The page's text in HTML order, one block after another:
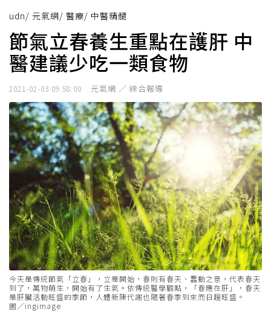
udn/ 元氣網/ 醫療/ 中醫精髓
節氣立春養生重點在護肝 中
醫建議少吃一類食物
2021-02-03 09:58:00 元氣網 ／ 綜合報導
今天是傳統節氣「立春」，立是開始，春則有春天、蠢動之意，代表春天
到了，萬物萌生，開始有了生氣。依傳統醫學觀點，「春應在肝」，春天
是肝臟活動旺盛的季節，人體新陳代謝也隨著春季到來而日趨旺盛。
圖／ingimage